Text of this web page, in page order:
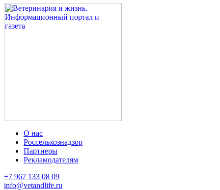
О нас
Россельхознадзор
Партнеры
Рекламодателям
+7 967 133 08 09
info@vetandlife.ru